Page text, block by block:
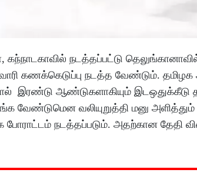
கந்நாடகாவில் நடத்தப்பட்டு
கணக்கெடுப்பு நடத்த வேண்டும். தமிழக
இரண்டு ஆண்டுகளாகியும் இடஒதுக்கீடு
வேண்டுமென வலியுறுத்தி மனு
நடத்தப்படும். அதற்கான தேதி